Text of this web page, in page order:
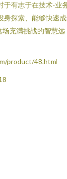
于有志于在技术-业
身探索、能够快速
场充满挑战的智慧远
product/48.html